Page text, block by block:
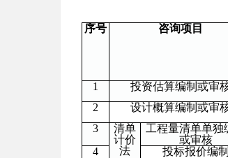
序号
咨询项目
1
投资估算编制或审
2
设计概算编制或审
3
清单
计价
法
工程量清单单独
或审核
4
投标报价编制